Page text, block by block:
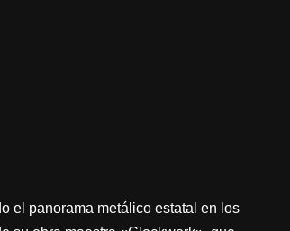
el panorama metálico estatal en los